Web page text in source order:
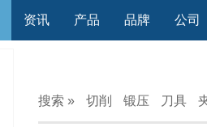
资讯 产品 品牌 公司
搜索 » 切削 锻压 刀具